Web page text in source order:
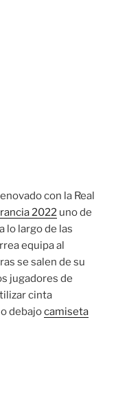
con la Real
2022 uno de
lo largo de las
equipa al
se salen de su
jugadores de
cinta
debajocamiseta